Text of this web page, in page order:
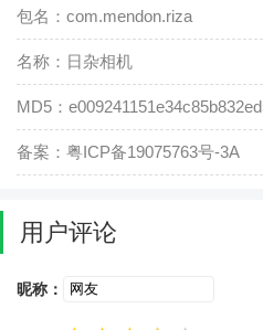
包名：com.mendon.riza
名称：日杂相机
MD5：
备案：粤ICP备19075763号-3A
用户评论
昵称：